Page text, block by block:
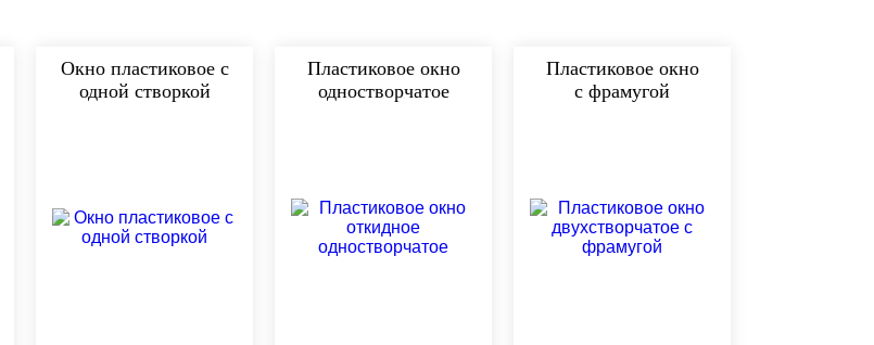
Окно пластиковое с
одной створкой
Пластиковое окно
одностворчатое
Пластиковое окно
с фрамугой